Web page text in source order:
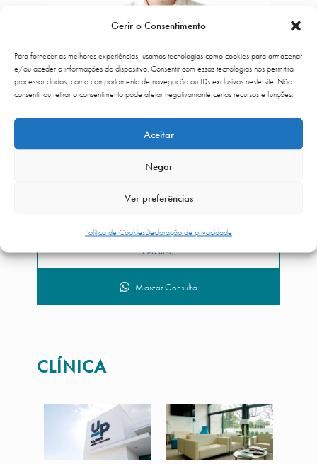
Gerir o Consentimento
Para fornecer as melhores experiências, usamos tecnologias como cookies para armazenar
e/ou aceder a informações do dispositivo. Consentir com essas tecnologias nos permitirá
processar dados, como comportamento de navegação ou IDs exclusivos neste site. Não
consentir ou retirar o consentimento pode afetar negativamante certos recursos e funções.
Aceitar
Negar
Ver preferências
Política de CookiesDeclaração de privacidade
Dr. Ronaldo Fiori
Percurso
Marcar Consulta
CLÍNICA